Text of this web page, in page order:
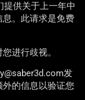
供关于上一年中
。此请求是免费
进行歧视。
发
的信息以验证您